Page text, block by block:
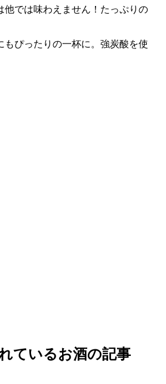
他では味わえません！たっぷりの
もぴったりの一杯に。強炭酸を使
ているお酒の記事